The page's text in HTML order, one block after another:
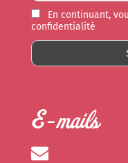
En continuant,
confidentialité
E-mails